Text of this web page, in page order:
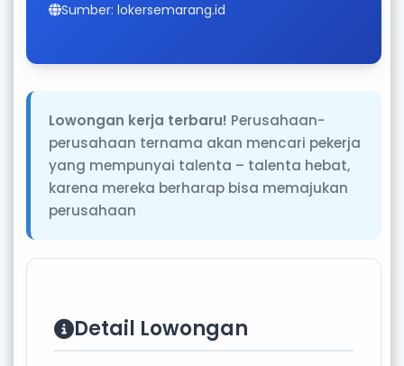
Sumber: lokersemarang.id
Lowongan kerja terbaru! Perusahaan-
perusahaan ternama akan mencari pekerja
yang mempunyai talenta – talenta hebat,
karena mereka berharap bisa memajukan
perusahaan
Detail Lowongan